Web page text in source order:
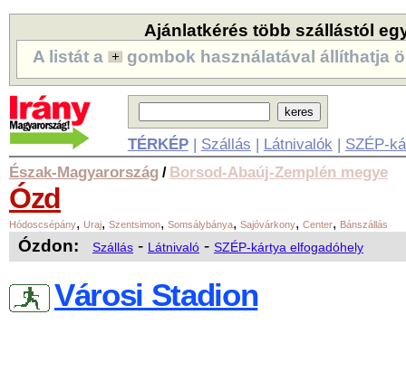
Ajánlatkérés több szállástól
A listát a
gombok használatával állíthatja
TÉRKÉP| Szállás | Látnivalók | SZÉP-
Észak-Magyarország / Borsod-Abaúj-Zemplén megye
Ózd
Hódoscsépány, Uraj, Szentsimon, Somsálybánya, Sajóvárkony, Center, Bánszállás
Ózdon: Szállás - Látnivaló - SZÉP-kártya elfogadóhely
Városi Stadion